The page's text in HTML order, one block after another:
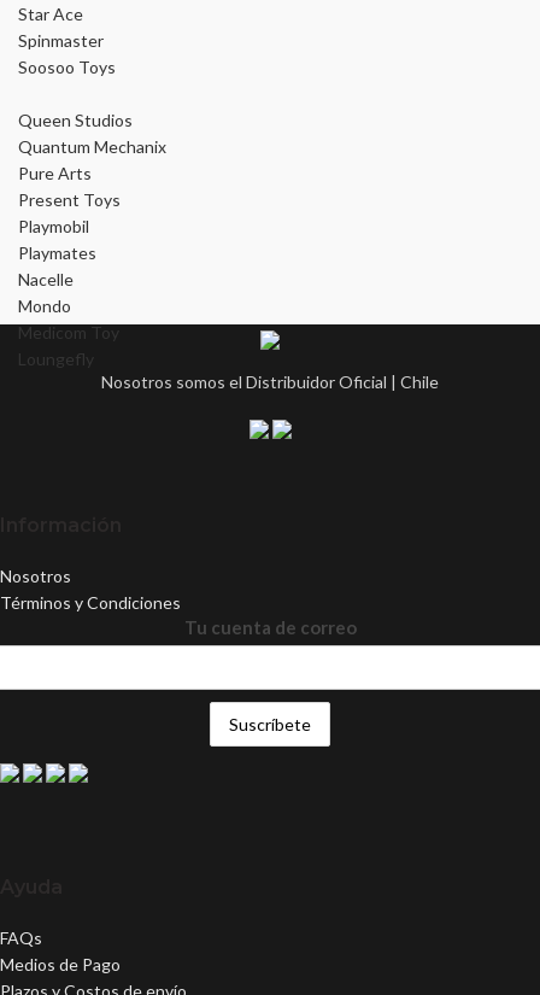
Star Ace
Spinmaster
Soosoo Toys
Queen Studios
Quantum Mechanix
Pure Arts
Present Toys
Playmobil
Playmates
Nacelle
Mondo
Medicom Toy
Loungefly
Nosotros somos el Distribuidor Oficial | Chile
Nosotros
Términos y Condiciones
Tu cuenta de correo
FAQs
Medios de Pago
Plazos y Costos de envío